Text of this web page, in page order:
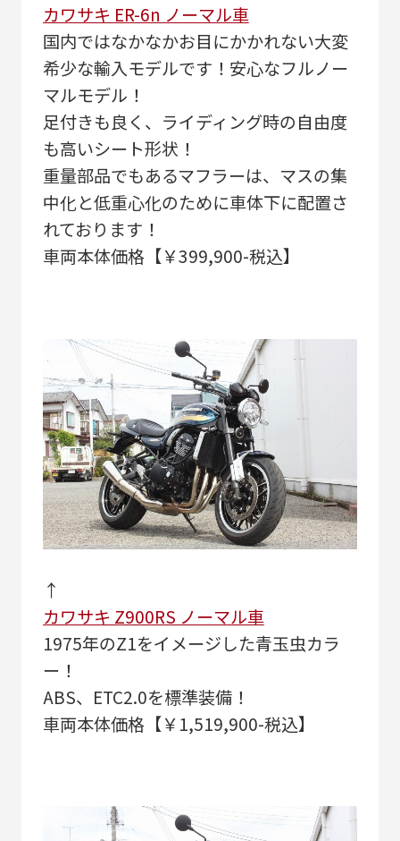
カワサキ ER-6n ノーマル車
国内ではなかなかお目にかかれない大変
希少な輸入モデルです！安心なフルノー
マルモデル！
足付きも良く、ライディング時の自由度
も高いシート形状！
重量部品でもあるマフラーは、マスの集
中化と低重心化のために車体下に配置さ
れております！
車両本体価格【￥399,900-税込】
↑
カワサキ Z900RS ノーマル車
1975年のZ1をイメージした青玉虫カラ
ー！
ABS、ETC2.0を標準装備！
車両本体価格【￥1,519,900-税込】